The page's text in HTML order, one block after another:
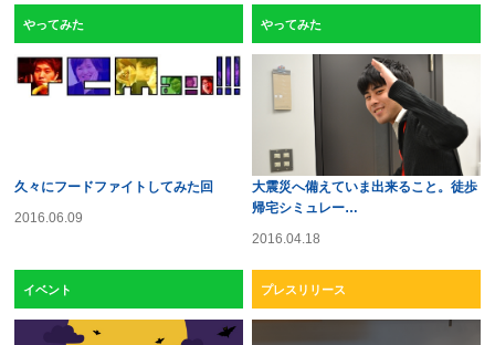
やってみた
久々にフードファイトしてみた回
2016.06.09
やってみた
大震災へ備えていま出来ること。徒歩
帰宅シミュレー…
2016.04.18
イベント プレスリリース